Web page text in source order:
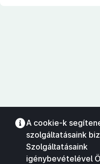
A cookie-k
szolgáltatásaink
Szolgáltatásaink
igénybevételével